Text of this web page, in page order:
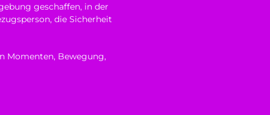
geschaffen, in der
die Sicherheit
Momenten, Bewegung,